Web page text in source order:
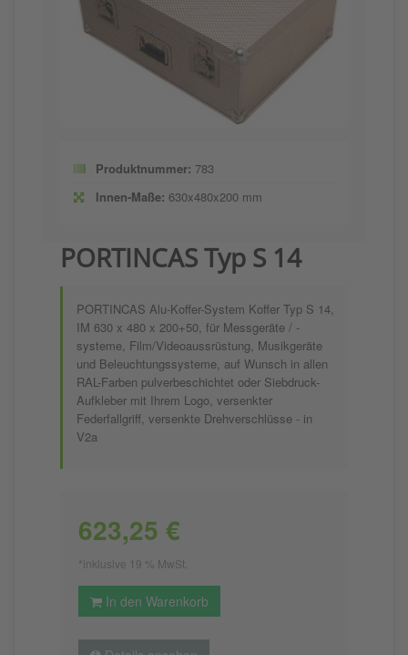
Produktnummer: 783
Innen-Maße: 630x480x200 mm
PORTINCAS Typ S 14
PORTINCAS Alu-Koffer-System Koffer Typ S 14,
IM 630 x 480 x 200+50, für Messgeräte / -
systeme, Film/Videoaussrüstung, Musikgeräte
und Beleuchtungssysteme, auf Wunsch in allen
RAL-Farben pulverbeschichtet oder Siebdruck-
Aufkleber mit Ihrem Logo, versenkter
Federfallgriff, versenkte Drehverschlüsse - in
V2a
623,25 €
*inklusive 19 % MwSt.
In den Warenkorb